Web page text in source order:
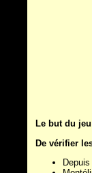
Le but du
De vérifier